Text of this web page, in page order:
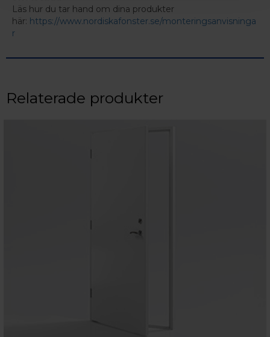
Läs hur du tar hand om dina produkter
här: https://www.nordiskafonster.se/monteringsanvisninga
r
Relaterade produkter